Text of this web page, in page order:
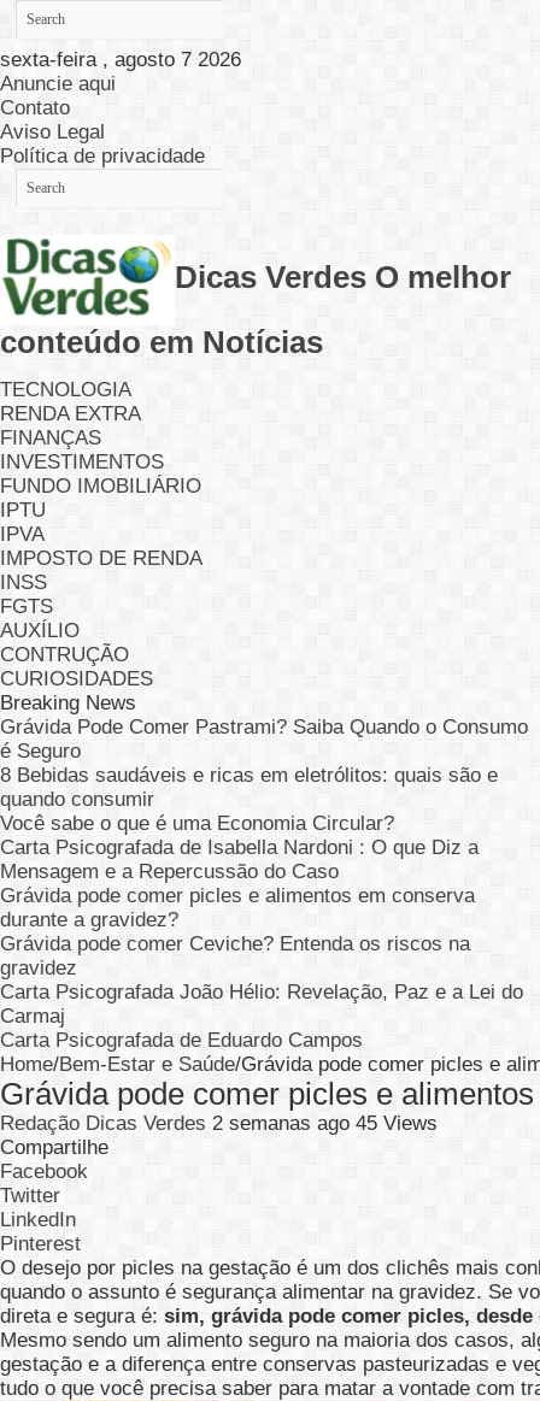
sexta-feira , agosto 7 2026
Anuncie aqui
Contato
Aviso Legal
Política de privacidade
Dicas Verdes O melhor
conteúdo em Notícias
TECNOLOGIA
RENDA EXTRA
FINANÇAS
INVESTIMENTOS
FUNDO IMOBILIÁRIO
IPTU
IPVA
IMPOSTO DE RENDA
INSS
FGTS
AUXÍLIO
CONTRUÇÃO
CURIOSIDADES
Breaking News
Grávida Pode Comer Pastrami? Saiba Quando o Consumo
é Seguro
8 Bebidas saudáveis e ricas em eletrólitos: quais são e
quando consumir
Você sabe o que é uma Economia Circular?
Carta Psicografada de Isabella Nardoni : O que Diz a
Mensagem e a Repercussão do Caso
Grávida pode comer picles e alimentos em conserva
durante a gravidez?
Grávida pode comer Ceviche? Entenda os riscos na
gravidez
Carta Psicografada João Hélio: Revelação, Paz e a Lei do
Carmaj
Carta Psicografada de Eduardo Campos
Home/Bem-Estar e Saúde/Grávida pode comer picles e
Grávida pode comer picles e
Redação Dicas Verdes 2 semanas ago 45 Views
Compartilhe
Facebook
Twitter
LinkedIn
Pinterest
O desejo por picles na gestação é um dos clichês mais
quando o assunto é segurança alimentar na gravidez. Se
direta e segura é: sim, grávida pode comer picles,
Mesmo sendo um alimento seguro na maioria dos casos,
gestação e a diferença entre conservas pasteurizadas e
tudo o que você precisa saber para matar a vontade com